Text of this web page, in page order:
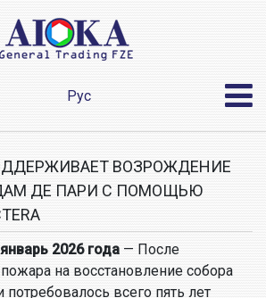
Рус
ВОЗРОЖДЕНИЕ
ДЕ ПАРИ С ПОМОЩЬЮ
2026 года — После
на восстановление собора
всего пять лет